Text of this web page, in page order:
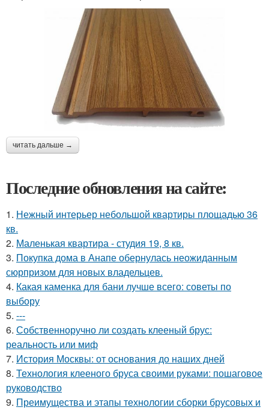
читать дальше →
Последние обновления на сайте:
1. Нежный интерьер небольшой квартиры площадью 36
кв.
2. Маленькая квартира - студия 19, 8 кв.
3. Покупка дома в Анапе обернулась неожиданным
сюрпризом для новых владельцев.
4. Какая каменка для бани лучше всего: советы по
выбору
5. ---
6. Собственноручно ли создать клееный брус:
реальность или миф
7. История Москвы: от основания до наших дней
8. Технология клееного бруса своими руками: пошаговое
руководство
9. Преимущества и этапы технологии сборки брусовых и